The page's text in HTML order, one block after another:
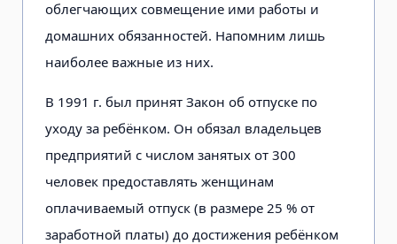
облегчающих совмещение ими работы и
домашних обязанностей. Напомним лишь
наиболее важные из них.
В 1991 г. был принят Закон об отпуске по
уходу за ребёнком. Он обязал владельцев
предприятий с числом занятых от 300
человек предоставлять женщинам
оплачиваемый отпуск (в размере 25 % от
заработной платы) до достижения ребёнком